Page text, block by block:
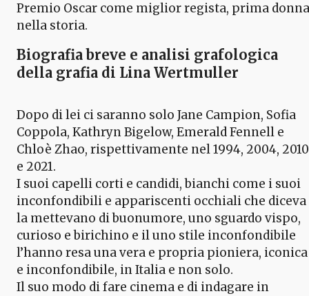
Premio Oscar come miglior regista, prima donna
nella storia.
Biografia breve e analisi grafologica
della grafia di Lina Wertmuller
Dopo di lei ci saranno solo Jane Campion, Sofia
Coppola, Kathryn Bigelow, Emerald Fennell e
Chloè Zhao, rispettivamente nel 1994, 2004, 2010
e 2021.
I suoi capelli corti e candidi, bianchi come i suoi
inconfondibili e appariscenti occhiali che diceva
la mettevano di buonumore, uno sguardo vispo,
curioso e birichino e il uno stile inconfondibile
l’hanno resa una vera e propria pioniera, iconica
e inconfondibile, in Italia e non solo.
Il suo modo di fare cinema e di indagare in